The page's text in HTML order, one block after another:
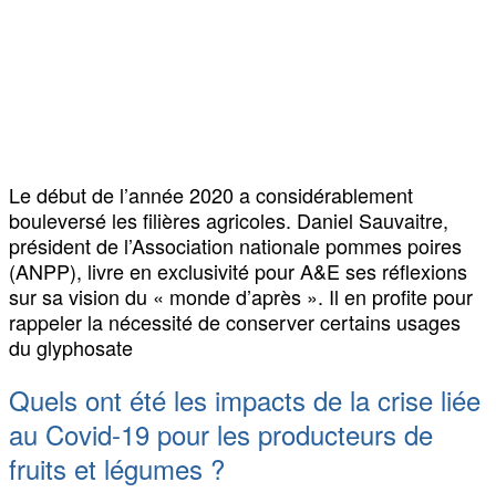
Le début de l’année 2020 a considérablement
bouleversé les filières agricoles. Daniel Sauvaitre,
président de l’Association nationale pommes poires
(ANPP), livre en exclusivité pour A&E ses réflexions
sur sa vision du « monde d’après ». Il en profite pour
rappeler la nécessité de conserver certains usages
du glyphosate
Quels ont été les impacts de la crise liée
au Covid-19 pour les producteurs de
fruits et légumes ?